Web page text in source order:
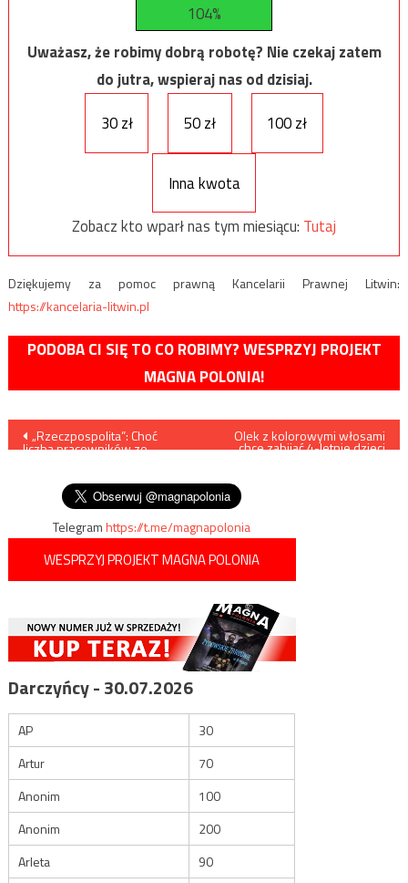
104%
Uważasz, że robimy dobrą robotę? Nie czekaj zatem
do jutra, wspieraj nas od dzisiaj.
30 zł
50 zł 100 zł
Inna kwota
Zobacz kto wparł nas tym miesiącu: Tutaj
Dziękujemy za pomoc prawną Kancelarii Prawnej Litwin:
https://kancelaria-litwin.pl
PODOBA CI SIĘ TO CO ROBIMY? WESPRZYJ PROJEKT
MAGNA POLONIA!
Nawigacja
„Rzeczpospolita”: Choć
liczba pracowników ze
Olek z kolorowymi włosami
chce zabijać 4-letnie dzieci
Telegramhttps://t.me/magnapolonia
WESPRZYJ PROJEKT MAGNA POLONIA
Darczyńcy - 30.07.2026
AP
30
Artur
70
Anonim
100
Anonim
200
Arleta
90